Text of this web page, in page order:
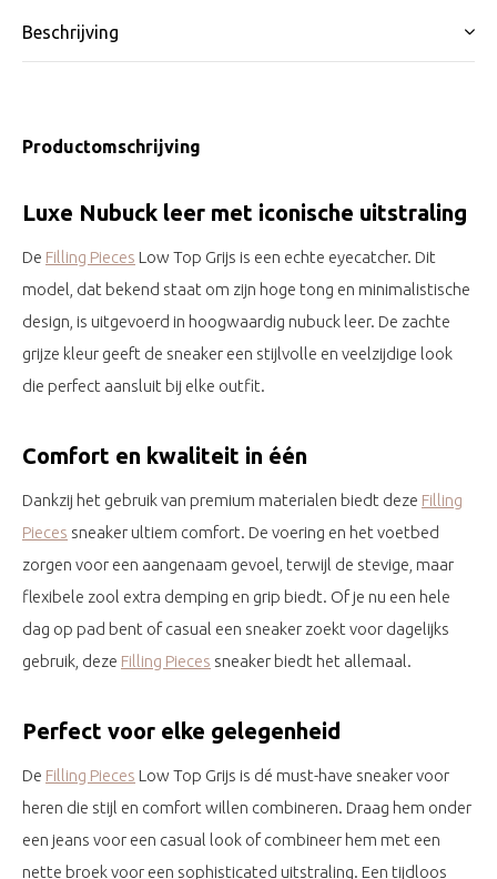
Beschrijving
Productomschrijving
Luxe Nubuck leer met iconische uitstraling
De Filling Pieces Low Top Grijs is een echte eyecatcher. Dit
model, dat bekend staat om zijn hoge tong en minimalistische
design, is uitgevoerd in hoogwaardig nubuck leer. De zachte
grijze kleur geeft de sneaker een stijlvolle en veelzijdige look
die perfect aansluit bij elke outfit.
Comfort en kwaliteit in één
Dankzij het gebruik van premium materialen biedt deze Filling
Pieces sneaker ultiem comfort. De voering en het voetbed
zorgen voor een aangenaam gevoel, terwijl de stevige, maar
flexibele zool extra demping en grip biedt. Of je nu een hele
dag op pad bent of casual een sneaker zoekt voor dagelijks
gebruik, deze Filling Pieces sneaker biedt het allemaal.
Perfect voor elke gelegenheid
De Filling Pieces Low Top Grijs is dé must-have sneaker voor
heren die stijl en comfort willen combineren. Draag hem onder
een jeans voor een casual look of combineer hem met een
nette broek voor een sophisticated uitstraling. Een tijdloos